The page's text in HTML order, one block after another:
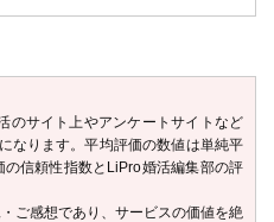
のサイト上やアンケートサイトなど
なります。平均評価の数値は単純平
信頼性指数とLiPro婚活編集部の評
ご感想であり、サービスの価値を絶